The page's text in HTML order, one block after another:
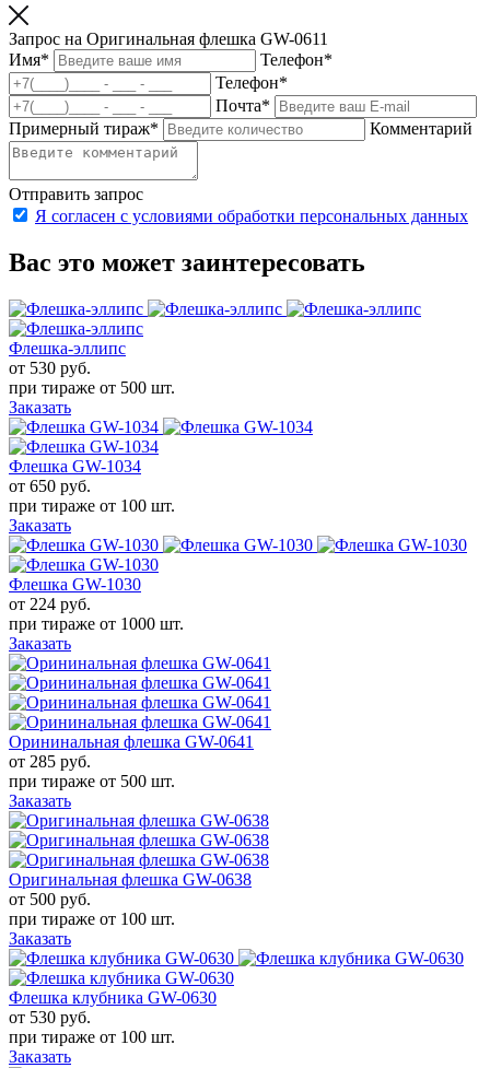
Запрос на Оригинальная флешка GW-0611
Имя* Телефон*
Телефон*
Почта*
Примерный тираж* Комментарий
Отправить запрос
Я согласен с условиями обработки персональных данных
Вас это может заинтересовать
Флешка-эллипс
от 530 руб.
при тираже от 500 шт.
Заказать
Флешка GW-1034
от 650 руб.
при тираже от 100 шт.
Заказать
Флешка GW-1030
от 224 руб.
при тираже от 1000 шт.
Заказать
Орининальная флешка GW-0641
от 285 руб.
при тираже от 500 шт.
Заказать
Оригинальная флешка GW-0638
от 500 руб.
при тираже от 100 шт.
Заказать
Флешка клубника GW-0630
от 530 руб.
при тираже от 100 шт.
Заказать